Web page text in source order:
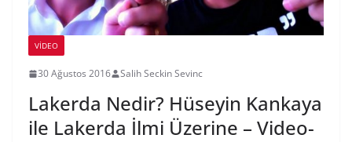
VIDEO
30 Ağustos 2016 Salih Seckin Sevinc
Lakerda Nedir? Hüseyin Kankaya
ile Lakerda İlmi Üzerine – Video-